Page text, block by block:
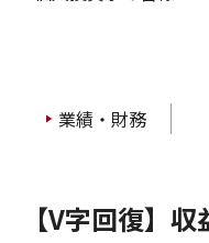
業績・財務
【V字回復】